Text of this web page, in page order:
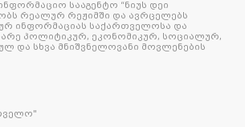
სააგენტო “ნიუს დეი
რეალურ რეჟიმში და ავრცელებს
ინფორმაციას საქართველოსა და
პოლიტიკურ, ეკონომიკურ, სოციალურ,
და სხვა მნიშვნელოვანი მოვლენების